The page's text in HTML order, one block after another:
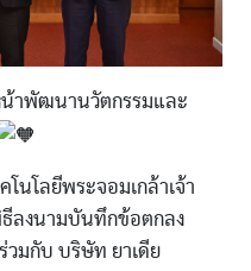
น้าพัฒนานวัตกรรมและ
นโลยีพระจอมเกล้าเจ้า
ลงนามบันทึกข้อตกลง
วมกับ บริษัท ยาเดีย